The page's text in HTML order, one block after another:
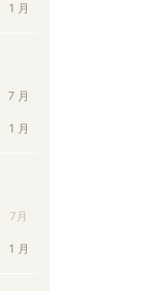
1 月
7 月
1 月
7月
1 月